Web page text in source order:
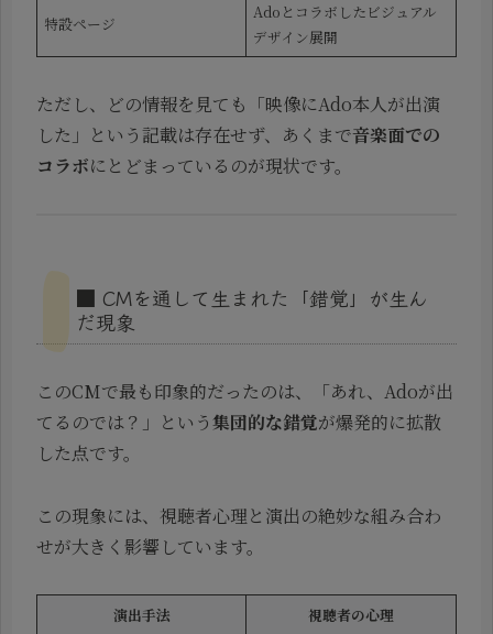
特設ページ
Adoとコラボしたビジュアル
デザイン展開
ただし、どの情報を見ても「映像にAdo本人が出演
した」という記載は存在せず、あくまで音楽面での
コラボにとどまっているのが現状です。
■ CMを通して生まれた「錯覚」が生ん
だ現象
このCMで最も印象的だったのは、「あれ、Adoが出
てるのでは？」という集団的な錯覚が爆発的に拡散
した点です。
この現象には、視聴者心理と演出の絶妙な組み合わ
せが大きく影響しています。
演出手法 視聴者の心理